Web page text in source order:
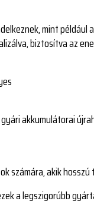
mint
biztosítva az
akkumulátorai
számára, akik
a legszigorúbb